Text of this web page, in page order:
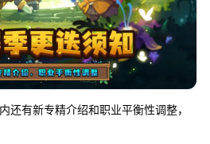
还有新专精介绍和职业平衡性调整，